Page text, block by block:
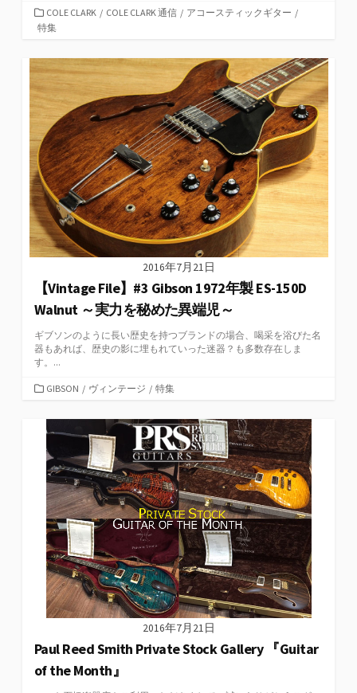
カ
テ
リ
ー
COLE CLARK / COLE CLARK 通信 / アコースティックギター /
特集
2016年7月21日
【Vintage File】#3 Gibson 1972年製 ES-150D
Walnut ～実力を秘めた異端児～
ギブソンのように長い歴史を持つブランドの場合、喝采を浴びた名
器もあれば、歴史の影に埋もれていった迷器？も多数存在しま
す。...
カ
ゴ
リ
ー
GIBSON / ヴィンテージ / 特集
2016年7月21日
Paul Reed Smith Private Stock Gallery 『Guitar
of the Month』